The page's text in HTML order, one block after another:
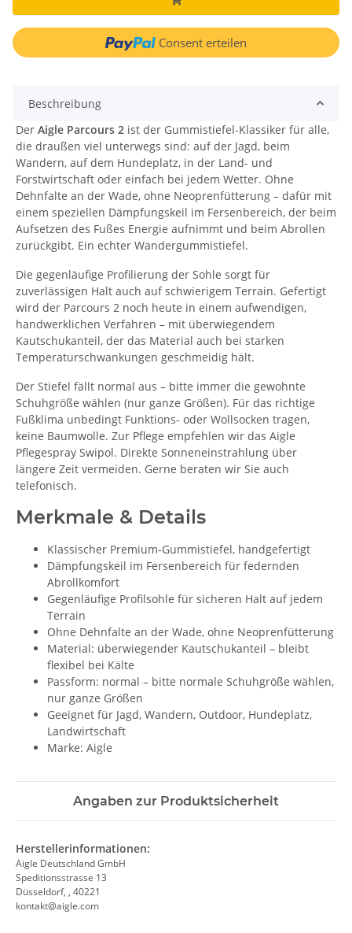
Consent erteilen
Beschreibung
Der Aigle Parcours 2 ist der Gummistiefel-Klassiker für alle,
die draußen viel unterwegs sind: auf der Jagd, beim
Wandern, auf dem Hundeplatz, in der Land- und
Forstwirtschaft oder einfach bei jedem Wetter. Ohne
Dehnfalte an der Wade, ohne Neoprenfütterung – dafür mit
einem speziellen Dämpfungskeil im Fersenbereich, der beim
Aufsetzen des Fußes Energie aufnimmt und beim Abrollen
zurückgibt. Ein echter Wandergummistiefel.
Die gegenläufige Profilierung der Sohle sorgt für
zuverlässigen Halt auch auf schwierigem Terrain. Gefertigt
wird der Parcours 2 noch heute in einem aufwendigen,
handwerklichen Verfahren – mit überwiegendem
Kautschukanteil, der das Material auch bei starken
Temperaturschwankungen geschmeidig hält.
Der Stiefel fällt normal aus – bitte immer die gewohnte
Schuhgröße wählen (nur ganze Größen). Für das richtige
Fußklima unbedingt Funktions- oder Wollsocken tragen,
keine Baumwolle. Zur Pflege empfehlen wir das Aigle
Pflegespray Swipol. Direkte Sonneneinstrahlung über
längere Zeit vermeiden. Gerne beraten wir Sie auch
telefonisch.
Merkmale & Details
Klassischer Premium-Gummistiefel, handgefertigt
Dämpfungskeil im Fersenbereich für federnden
Abrollkomfort
Gegenläufige Profilsohle für sicheren Halt auf jedem
Terrain
Ohne Dehnfalte an der Wade, ohne Neoprenfütterung
Material: überwiegender Kautschukanteil – bleibt
flexibel bei Kälte
Passform: normal – bitte normale Schuhgröße wählen,
nur ganze Größen
Geeignet für Jagd, Wandern, Outdoor, Hundeplatz,
Landwirtschaft
Marke: Aigle
Angaben zur Produktsicherheit
Herstellerinformationen:
Aigle Deutschland GmbH
Speditionsstrasse 13
Düsseldorf, , 40221
kontakt@aigle.com